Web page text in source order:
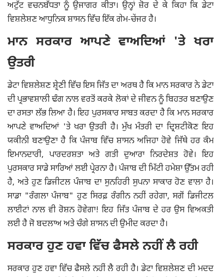
ਅਟੁੱਟ ਵਚਨਬੱਧਤਾ ਨੂੰ ਉਜਾਗਰ ਕੀਤਾ। ਉਨ੍ਹਾਂ ਜ਼ੋਰ ਦੇ ਕੇ ਕਿਹਾ ਕਿ ਡੇਟਾ
ਵਿਸ਼ਲੇਸ਼ਣ ਆਧੁਨਿਕ ਸ਼ਾਸਨ ਵਿੱਚ ਇੱਕ ਗੇਮ-ਚੇਂਜਰ ਹੈ।
ਮਾਨ ਸਰਕਾਰ ਆਪਣੇ ਵਾਅਦਿਆਂ 'ਤੇ ਖਰਾ
ਉਤਰੀ
ਡੇਟਾ ਵਿਸ਼ਲੇਸ਼ਣ ਸ਼੍ਰੇਣੀ ਵਿੱਚ ਇਸ ਜਿੱਤ ਦਾ ਅਰਥ ਹੈ ਕਿ ਮਾਨ ਸਰਕਾਰ ਨੇ ਡੇਟਾ
ਦੀ ਪ੍ਰਭਾਵਸ਼ਾਲੀ ਢੰਗ ਨਾਲ ਵਰਤੋਂ ਕਰਕੇ ਲੋਕਾਂ ਦੇ ਜੀਵਨ ਨੂੰ ਬਿਹਤਰ ਬਣਾਉਣ
ਦਾ ਰਸਤਾ ਲੱਭ ਲਿਆ ਹੈ। ਇਹ ਪੁਰਸਕਾਰ ਸਾਬਤ ਕਰਦਾ ਹੈ ਕਿ ਮਾਨ ਸਰਕਾਰ
ਆਪਣੇ ਵਾਅਦਿਆਂ 'ਤੇ ਖਰਾ ਉਤਰੀ ਹੈ। ਮੁੱਖ ਮੰਤਰੀ ਦਾ ਦ੍ਰਿਸ਼ਟੀਕੋਣ ਇਹ
ਯਕੀਨੀ ਬਣਾਉਣਾ ਹੈ ਕਿ ਪੰਜਾਬ ਵਿੱਚ ਸ਼ਾਸਨ ਅਜਿਹਾ ਹੋਵੇ ਜਿੱਥੇ ਹਰ ਕੰਮ
ਇਮਾਨਦਾਰੀ, ਪਾਰਦਰਸ਼ਤਾ ਅਤੇ ਗਤੀ ਦੁਆਰਾ ਨਿਰਦੇਸ਼ਤ ਹੋਵੇ। ਇਹ
ਪੁਰਸਕਾਰ ਸਾਡੇ ਸਾਰਿਆਂ ਲਈ ਪ੍ਰੇਰਨਾ ਹੈ। ਪੰਜਾਬ ਦੀ ਮਿੱਟੀ ਹਮੇਸ਼ਾ ਉੱਤਮ ਰਹੀ
ਹੈ, ਅਤੇ ਹੁਣ ਡਿਜੀਟਲ ਪੰਜਾਬ ਦਾ ਸੁਨਹਿਰੀ ਸੁਪਨਾ ਸਾਕਾਰ ਹੋਣ ਵਾਲਾ ਹੈ।
ਸਾਡਾ "ਰੰਗਲਾ ਪੰਜਾਬ" ਹੁਣ ਸਿਰਫ਼ ਰੰਗੀਨ ਨਹੀਂ ਰਹੇਗਾ, ਸਗੋਂ ਡਿਜੀਟਲ
ਲਾਈਟਾਂ ਨਾਲ ਵੀ ਰੋਸ਼ਨ ਹੋਵੇਗਾ! ਇਹ ਜਿੱਤ ਪੰਜਾਬ ਦੇ ਹਰ ਉਸ ਵਿਅਕਤੀ
ਲਈ ਹੈ ਜੋ ਬਦਲਾਅ ਅਤੇ ਚੰਗੇ ਸ਼ਾਸਨ ਦੀ ਉਮੀਦ ਕਰਦਾ ਹੈ।
ਸਰਕਾਰ ਹੁਣ ਹਵਾ ਵਿੱਚ ਫੈਸਲੇ ਨਹੀਂ ਲੈ ਰਹੀ
ਸਰਕਾਰ ਹੁਣ ਹਵਾ ਵਿੱਚ ਫੈਸਲੇ ਨਹੀਂ ਲੈ ਰਹੀ ਹੈ। ਡੇਟਾ ਵਿਸ਼ਲੇਸ਼ਣ ਦੀ ਮਦਦ